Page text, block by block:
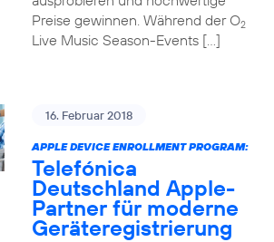
Preise gewinnen. Während der O2
Live Music Season-Events […]
16. Februar 2018
APPLE DEVICE ENROLLMENT PROGRAM:
Telefónica
Deutschland Apple-
Partner für moderne
Geräteregistrierung